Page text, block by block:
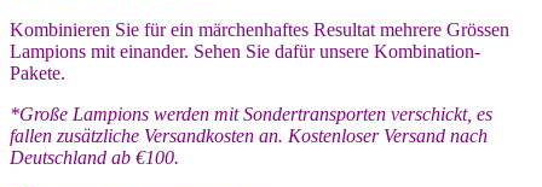
Kombinieren Sie für ein märchenhaftes Resultat mehrere Grössen
Lampions mit einander. Sehen Sie dafür unsere Kombination-
Pakete.
*Große Lampions werden mit Sondertransporten verschickt, es
fallen zusätzliche Versandkosten an. Kostenloser Versand nach
Deutschland ab €100.